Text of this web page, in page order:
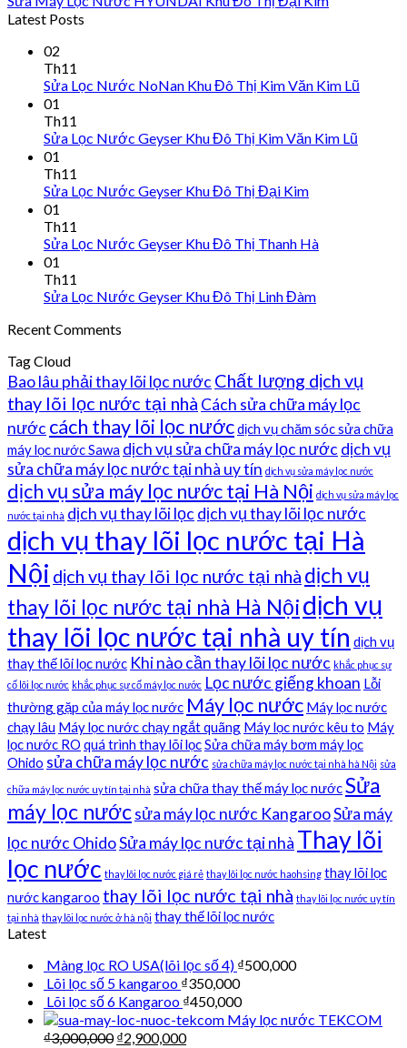
Latest Posts
02
Th11
Sửa Lọc Nước NoNan Khu Đô Thị Kim Văn Kim Lũ
01
Th11
Sửa Lọc Nước Geyser Khu Đô Thị Kim Văn Kim Lũ
01
Th11
Sửa Lọc Nước Geyser Khu Đô Thị Đại Kim
01
Th11
Sửa Lọc Nước Geyser Khu Đô Thị Thanh Hà
01
Th11
Sửa Lọc Nước Geyser Khu Đô Thị Linh Đàm
Recent Comments
Tag Cloud
Bao lâu phải thay lõi lọc nước Chất lượng dịch vụ
thay lõi lọc nước tại nhà Cách sửa chữa máy lọc
nước cách thay lõi lọc nướcdịch vụ chăm sóc sửa chữa
máy lọc nước Sawa dịch vụ sửa chữa máy lọc nước dịch vụ
sửa chữa máy lọc nước tại nhà uy tín dịch vụ sửa máy lọc nước
dịch vụ sửa máy lọc nước tại Hà Nội dịch vụ sửa máy lọc
nước tại nhà dịch vụ thay lõi lọc dịch vụ thay lõi lọc nước
dịch vụ thay lõi lọc nước tại Hà
Nội dịch vụ thay lõi lọc nước tại nhà dịch vụ
thay lõi lọc nước tại nhà Hà Nộidịch vụ
thay lõi lọc nước tại nhà uy tín dịch vụ
thay thế lõi lọc nước Khi nào cần thay lõi lọc nước khắc phục sự
cố lõi lọc nước khắc phục sự cố máy lọc nước Lọc nước giếng khoan Lỗi
thường gặp của máy lọc nước Máy lọc nước Máy lọc nước
chạy lâu Máy lọc nước chạy ngắt quãng Máy lọc nước kêu to Máy
lọc nước RO quá trình thay lõi lọcSửa chữa máy bơm máy lọc
Ohido sửa chữa máy lọc nước sửa chữa máy lọc nước tại nhà hà Nội sửa
chữa máy lọc nước uy tín tại nhà sửa chữa thay thế máy lọc nướcSửa
máy lọc nướcsửa máy lọc nước KangarooSửa máy
lọc nước OhidoSửa máy lọc nước tại nhà Thay lõi
lọc nước thay lõi lọc nước giá rẻ thay lõi lọc nước haohsing thay lõi lọc
nước kangaroo thay lõi lọc nước tại nhà thay lõi lọc nước uy tín
tại nhà thay lõi lọc nước ở hà nội thay thế lõi lọc nước
Latest
Màng lọc RO USA(lõi lọc số 4) ₫500,000
Lõi lọc số 5 kangaroo ₫350,000
Lõi lọc số 6 Kangaroo ₫450,000
Máy lọc nước TEKCOM
₫3,000,000 ₫2,900,000